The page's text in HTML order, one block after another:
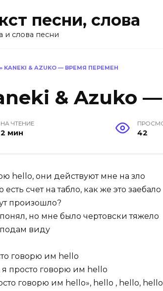
песни, слова
и слова песни
» KANEKI & AZUKO — ВРЕМЯ ПЕРЕМЕН
& Azuko
НА ЧТЕНИЕ
2 мин 42
hello, они действуют мне на зло
есть счет на табло, как же это заебало
произошло?
но мне было чертовски тяжело
виду
говорю им hello
я просто говорю им hello
говорю им hello», hello , hello, hello